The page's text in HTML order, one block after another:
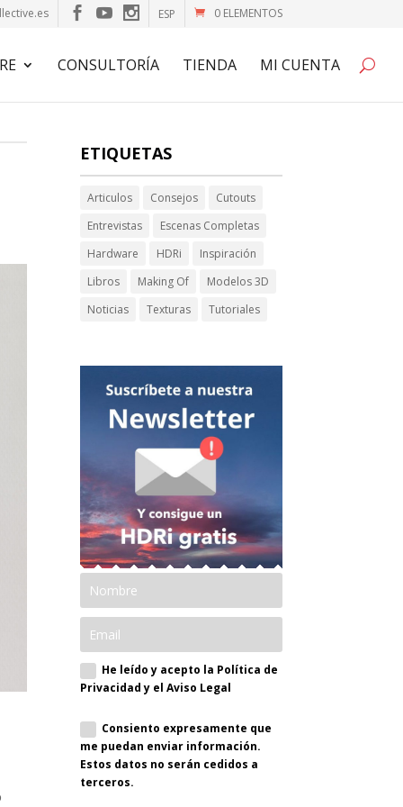
0 ELEMENTOS
ESP
CONSULTORÍA TIENDA MI CUENTA
ETIQUETAS
Articulos Consejos
Cutouts
Entrevistas
Escenas Completas
Hardware
HDRi
Inspiración
Libros
Making Of
Modelos 3D
Noticias
Texturas Tutoriales
He leído y acepto la Política de
Privacidad y el Aviso Legal
Consiento expresamente que
me puedan enviar información.
Estos datos no serán cedidos a
terceros.